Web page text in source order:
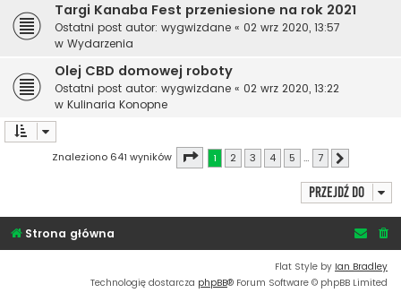
Targi Kanaba Fest przeniesione na rok 2021
Ostatni post autor: wygwizdane « 02 wrz 2020, 13:57
w Wydarzenia
Olej CBD domowej roboty
Ostatni post autor: wygwizdane « 02 wrz 2020, 13:22
w Kulinaria Konopne
Znaleziono 641 wyników Strona1 7
1 2 3 4 5 … 7
Przejdź do
Strona główna
Flat Style by Ian Bradley
Technologię dostarcza phpBB® Forum Software © phpBB Limited